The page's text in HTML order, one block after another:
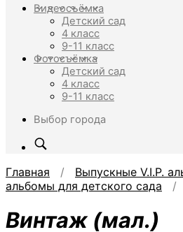
Видеосъёмка
Детский сад
4 класс
9-11 класс
Фотосъёмка
Детский сад
4 класс
9-11 класс
Выбор города
Главная / Выпускные V.I.P.
альбомы для детского сада /
Винтаж (мал.)